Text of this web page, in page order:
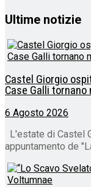
Ultime notizie
Castel Giorgio
Case Galli
6 Agosto 2026
L'estate di Castel
appuntamento de